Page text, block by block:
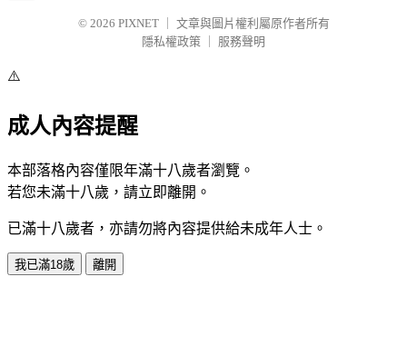
© 2026 PIXNET
文章與圖片權利屬原作者所有
隱私權政策
服務聲明
⚠️
成人內容提醒
本部落格內容僅限年滿十八歲者瀏覽。
若您未滿十八歲，請立即離開。
已滿十八歲者，亦請勿將內容提供給未成年人士。
我已滿18歲 離開